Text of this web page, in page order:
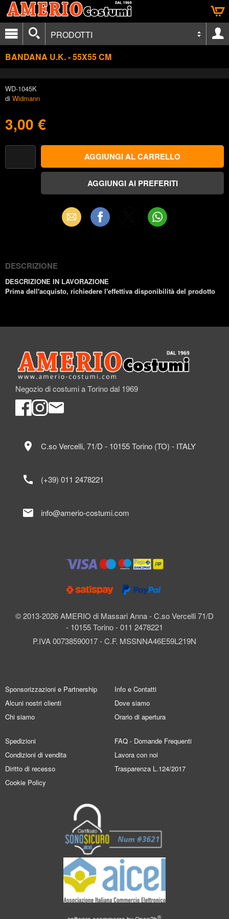
PRODOTTI
BANDANA U.K. - 55X55 CM
WD-1045K
di Widmann
3,00 €
Email Facebook WhatsApp
DESCRIZIONE
DESCRIZIONE IN LAVORAZIONE
Prima dell'acquisto, richiedere l'effettiva disponibilità del prodotto
Negozio di costumi a Torino dal 1969
© 2013-2026 AMERIO di Massari Anna - C.so Vercelli 71/D
- 10155 Torino - 011 2478221
P.IVA 00738590017 - C.F. MSSNNA46E59L219N
location_on C.so Vercelli, 71/D - 10155 Torino (TO) - ITALY
call (+39) 011 2478221
mail info@amerio-costumi.com
Sponsorizzazioni e Partnership
Alcuni nostri clienti
Chi siamo
Info e Contatti
Dove siamo
Orario di apertura
Spedizioni
Condizioni di vendita
Diritto di recesso
Cookie Policy
FAQ - Domande Frequenti
Lavora con noi
Trasparenza L.124/2017
®